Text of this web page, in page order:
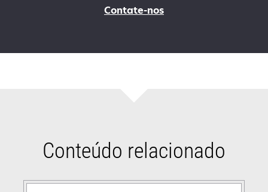
Contate-nos
Conteúdo relacionado